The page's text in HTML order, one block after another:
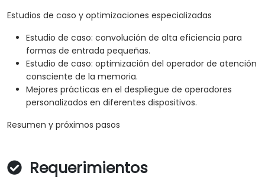
Estudios de caso y optimizaciones especializadas
Estudio de caso: convolución de alta eficiencia para
formas de entrada pequeñas.
Estudio de caso: optimización del operador de atención
consciente de la memoria.
Mejores prácticas en el despliegue de operadores
personalizados en diferentes dispositivos.
Resumen y próximos pasos
Requerimientos